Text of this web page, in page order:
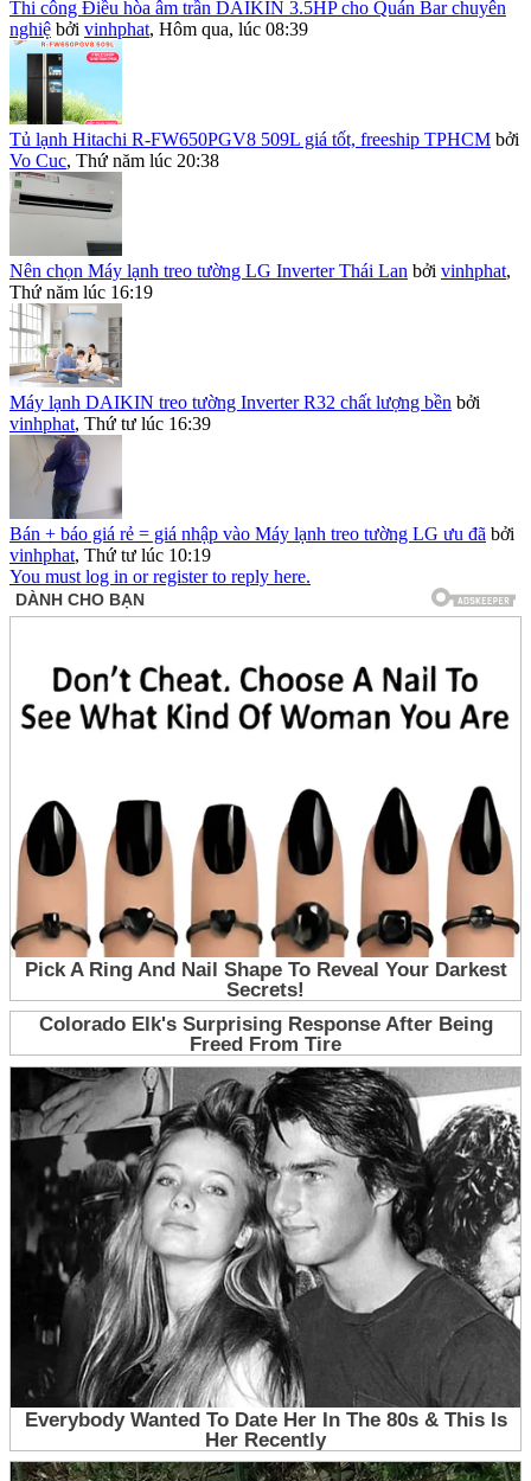
Thi công Điều hòa âm trần DAIKIN 3.5HP cho Quán Bar chuyên
nghiệ bởi vinhphat, Hôm qua, lúc 08:39
Tủ lạnh Hitachi R-FW650PGV8 509L giá tốt, freeship TPHCM bởi
Vo Cuc, Thứ năm lúc 20:38
Nên chọn Máy lạnh treo tường LG Inverter Thái Lan bởi vinhphat,
Thứ năm lúc 16:19
Máy lạnh DAIKIN treo tường Inverter R32 chất lượng bền bởi
vinhphat, Thứ tư lúc 16:39
Bán + báo giá rẻ = giá nhập vào Máy lạnh treo tường LG ưu đã bởi
vinhphat, Thứ tư lúc 10:19
You must log in or register to reply here.